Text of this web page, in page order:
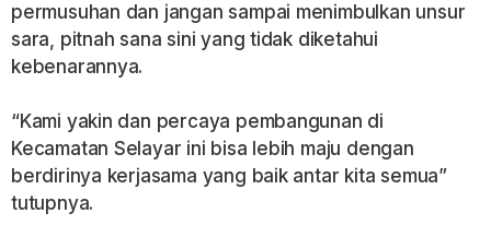
permusuhan dan jangan sampai menimbulkan unsur
sara, pitnah sana sini yang tidak diketahui
kebenarannya.
“Kami yakin dan percaya pembangunan di
Kecamatan Selayar ini bisa lebih maju dengan
berdirinya kerjasama yang baik antar kita semua”
tutupnya.